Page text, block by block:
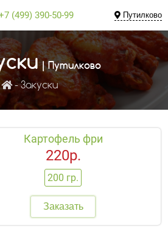
(499) 390-50-99 Путилково
| Путилково
Закуски
Картофель фри
200 гр.
220р.
Заказать